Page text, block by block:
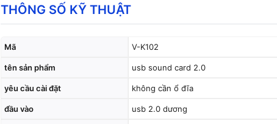
THÔNG SỐ KỸ THUẬT
Mã V-K102
tên sản phẩm usb sound card 2.0
yêu cầu cài đặt không cần ổ đĩa
đầu vào usb 2.0 dương